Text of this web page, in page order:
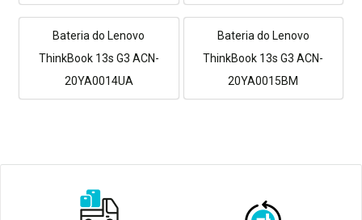
Bateria do Lenovo
ThinkBook 13s G3 ACN-
20YA0014UA
Bateria do Lenovo
ThinkBook 13s G3 ACN-
20YA0015BM